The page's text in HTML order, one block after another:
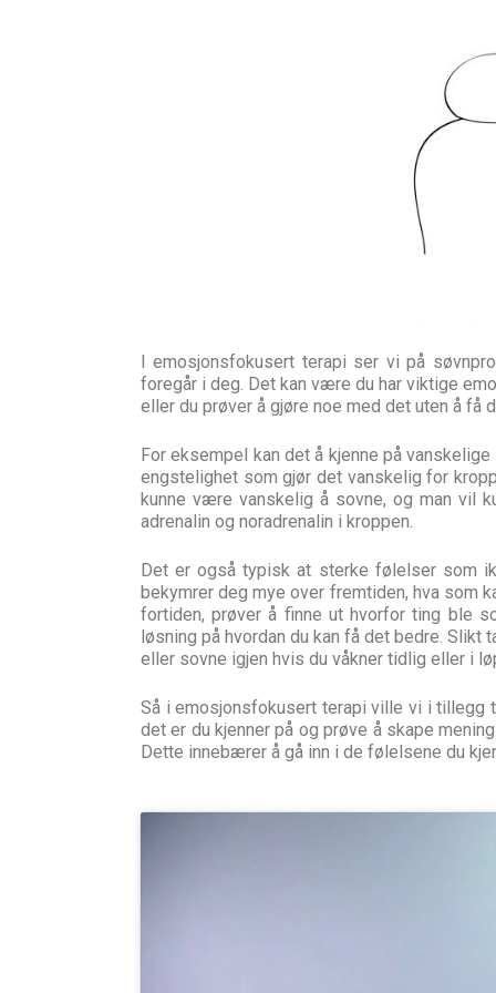
I emosjonsfokusert terapi ser vi på
foregår i deg. Det kan være du har viktige
eller du prøver å gjøre noe med det uten å få
For eksempel kan det å kjenne på
engstelighet som gjør det vanskelig for
kunne være vanskelig å sovne, og man vil
adrenalin og noradrenalin i kroppen.
Det er også typisk at sterke følelser som
bekymrer deg mye over fremtiden, hva som
fortiden, prøver å finne ut hvorfor ting ble
løsning på hvordan du kan få det bedre. Slikt
eller sovne igjen hvis du våkner tidlig eller i
Så i emosjonsfokusert terapi ville vi i tillegg
det er du kjenner på og prøve å skape
Dette innebærer å gå inn i de følelsene du